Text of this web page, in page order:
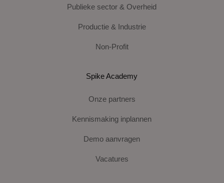
Publieke sector & Overheid
Productie & Industrie
Non-Profit
Spike Academy
Onze partners
Kennismaking inplannen
Demo aanvragen
Vacatures